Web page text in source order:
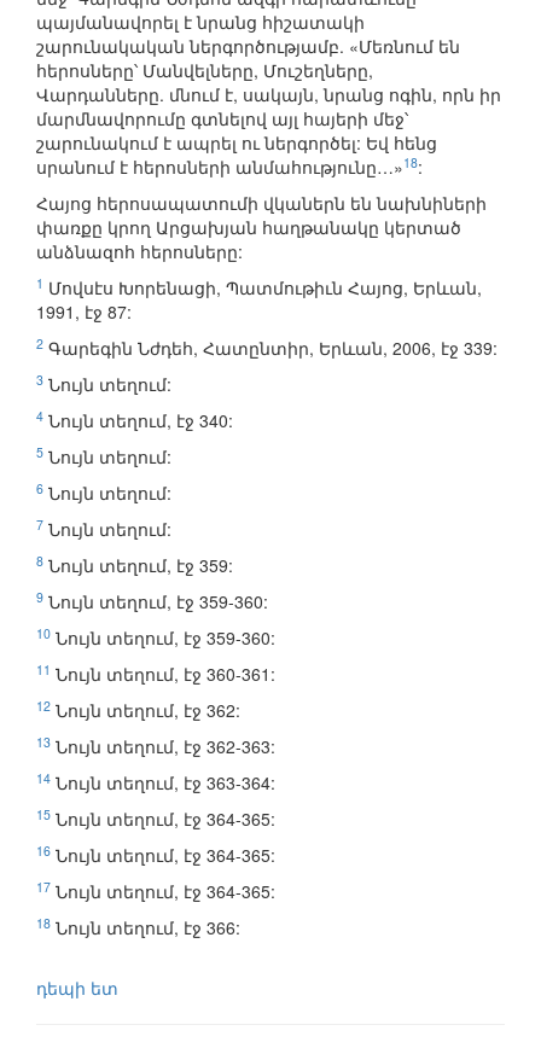
պայմանավորել է նրանց հիշատակի
շարունակական ներգործությամբ. «Մեռնում են
հերոսները՝ Մանվելները, Մուշեղները,
Վարդանները. մնում է, սակայն, նրանց ոգին, որն իր
մարմնավորումը գտնելով այլ հայերի մեջ՝
շարունակում է ապրել ու ներգործել: Եվ հենց
սրանում է հերոսների անմահությունը…»18:
Հայոց հերոսապատումի վկաներն են նախնիների
փառքը կրող Արցախյան հաղթանակը կերտած
անձնազոհ հերոսները:
1 Մովսէս Խորենացի, Պատմութիւն Հայոց, Երևան,
1991, էջ 87:
2 Գարեգին Նժդեհ, Հատընտիր, Երևան, 2006, էջ 339:
3 Նույն տեղում:
4 Նույն տեղում, էջ 340:
5 Նույն տեղում:
6 Նույն տեղում:
7 Նույն տեղում:
8 Նույն տեղում, էջ 359:
9 Նույն տեղում, էջ 359-360:
10 Նույն տեղում, էջ 359-360:
11 Նույն տեղում, էջ 360-361:
12 Նույն տեղում, էջ 362:
13 Նույն տեղում, էջ 362-363:
14 Նույն տեղում, էջ 363-364:
15 Նույն տեղում, էջ 364-365:
16 Նույն տեղում, էջ 364-365:
17 Նույն տեղում, էջ 364-365:
18 Նույն տեղում, էջ 366:
դեպի ետ